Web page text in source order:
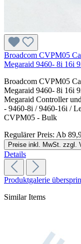
Broadcom CVPM05
Megaraid 9460- 8i 16i
Broadcom CVPM05
Megaraid 9460- 8i 16i
Megaraid Controller
- 9460-8i / 9460-16i /
CVPM05 - Bulk
Regulärer Preis: Ab
Preise inkl. MwSt. zzgl.
Details
Produktgalerie
Similar Items